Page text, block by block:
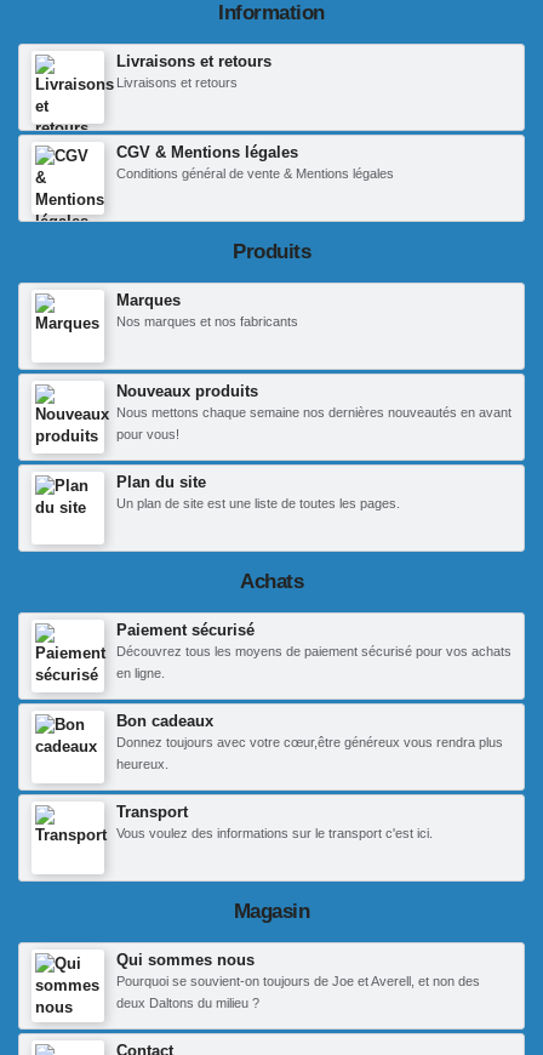
Information
Livraisons et retours
Livraisons et retours
CGV & Mentions légales
Conditions général de vente & Mentions légales
Produits
Marques
Nos marques et nos fabricants
Nouveaux produits
Nous mettons chaque semaine nos dernières nouveautés en avant
pour vous!
Plan du site
Un plan de site est une liste de toutes les pages.
Achats
Paiement sécurisé
Découvrez tous les moyens de paiement sécurisé pour vos achats
en ligne.
Bon cadeaux
Donnez toujours avec votre cœur,être généreux vous rendra plus
heureux.
Transport
Vous voulez des informations sur le transport c'est ici.
Magasin
Qui sommes nous
Pourquoi se souvient-on toujours de Joe et Averell, et non des
deux Daltons du milieu ?
Contact